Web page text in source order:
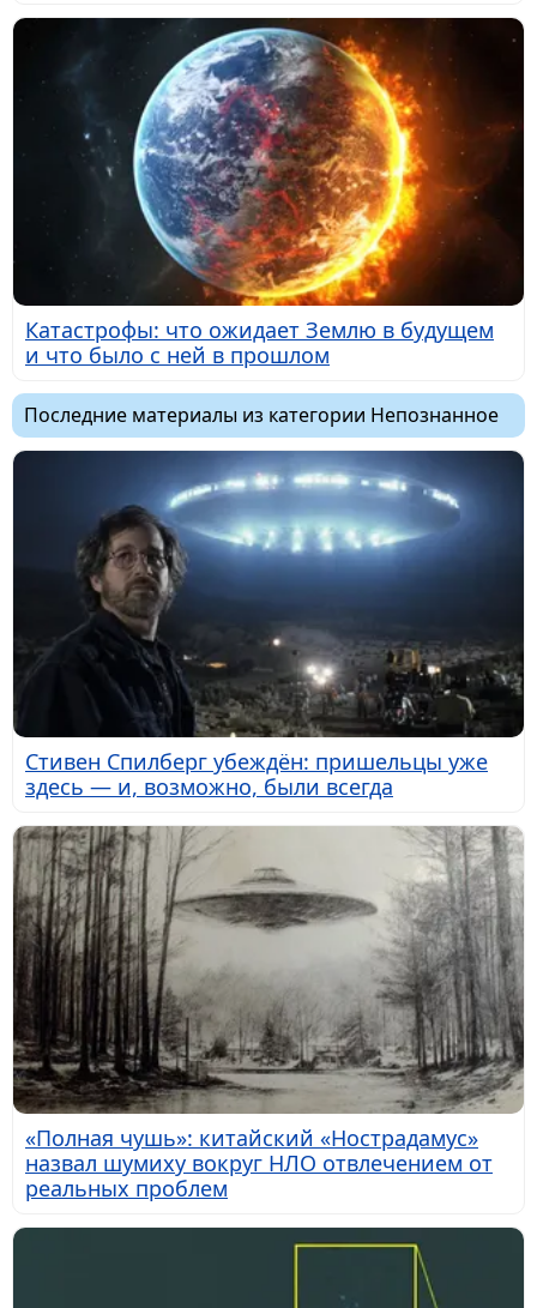
Катастрофы: что ожидает Землю в будущем
и что было с ней в прошлом
Последние материалы из категории Непознанное
Стивен Спилберг убеждён: пришельцы уже
здесь — и, возможно, были всегда
«Полная чушь»: китайский «Нострадамус»
назвал шумиху вокруг НЛО отвлечением от
реальных проблем